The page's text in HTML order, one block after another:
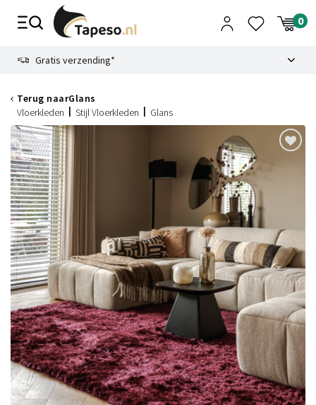
Gratis verzending*
Terug naarGlans
Vloerkleden
Stijl Vloerkleden Glans